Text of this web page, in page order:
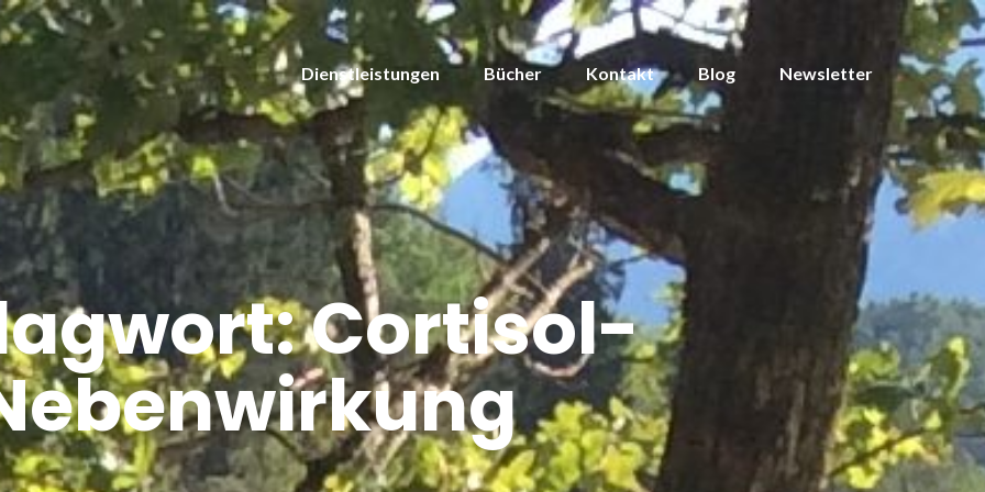
Dienstleistungen Bücher Kontakt Blog Newsletter
Cortisol-